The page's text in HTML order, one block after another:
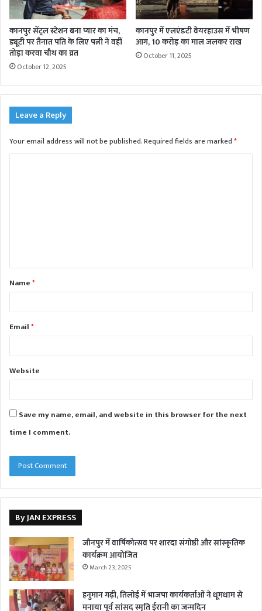
कानपुर सेंट्रल स्टेशन बना प्यार का मंच,
ड्यूटी पर तैनात पति के लिए पत्नी ने वहीं
तोड़ा करवा चौथ का व्रत
October 12, 2025
कानपुर में एलएंडटी वेयरहाउस में भीषण
आग, 10 करोड़ का माल जलकर राख
October 11, 2025
Leave a Reply
Your email address will not be published.Required fields are marked*
t
*Name*
Email*
Website
Save my name, email, and website in this browser for the next
time I comment.
By JAN EXPRESS
जौनपुर में वार्षिकोत्सव पर शारदा संगोष्ठी और सांस्कृतिक
कार्यक्रम आयोजित
March 23, 2025
हनुमान गढ़ी, तिलोई में भाजपा कार्यकर्ताओं ने धूमधाम से
मनाया पूर्व सांसद स्मृति ईरानी का जन्मदिन